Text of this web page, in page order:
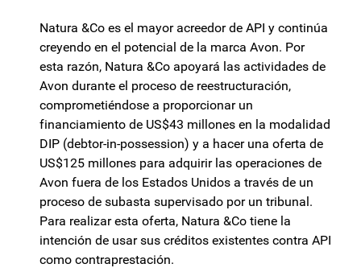
Natura &Co es el mayor acreedor de API y continúa
creyendo en el potencial de la marca Avon. Por
esta razón, Natura &Co apoyará las actividades de
Avon durante el proceso de reestructuración,
comprometiéndose a proporcionar un
financiamiento de US$43 millones en la modalidad
DIP (debtor-in-possession) y a hacer una oferta de
US$125 millones para adquirir las operaciones de
Avon fuera de los Estados Unidos a través de un
proceso de subasta supervisado por un tribunal.
Para realizar esta oferta, Natura &Co tiene la
intención de usar sus créditos existentes contra API
como contraprestación.